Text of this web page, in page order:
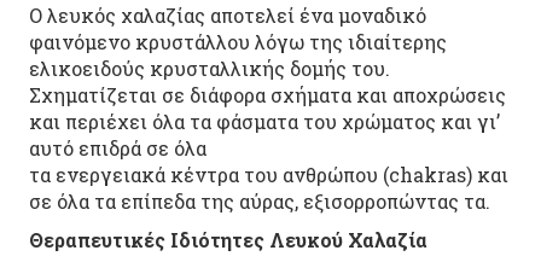
Ο λευκός χαλαζίας αποτελεί ένα μοναδικό
φαινόμενο κρυστάλλου λόγω της ιδιαίτερης
ελικοειδούς κρυσταλλικής δομής του.
Σχηματίζεται σε διάφορα σχήματα και αποχρώσεις
και περιέχει όλα τα φάσματα του χρώματος και γι’
αυτό επιδρά σε όλα
τα ενεργειακά κέντρα του ανθρώπου (chakras) και
σε όλα τα επίπεδα της αύρας, εξισορροπώντας τα.
Θεραπευτικές Ιδιότητες Λευκού Χαλαζία